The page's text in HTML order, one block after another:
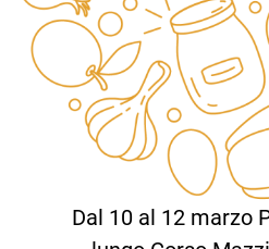
Dal 10 al 12 marzo